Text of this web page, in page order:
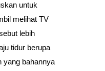
untuk
melihat TV
lebih
tidur berupa
yang bahannya